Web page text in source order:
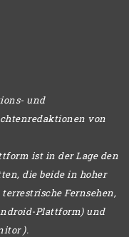
und
von
ist in der Lage den
die beide in hoher
Fernsehen,
Plattform) und
).